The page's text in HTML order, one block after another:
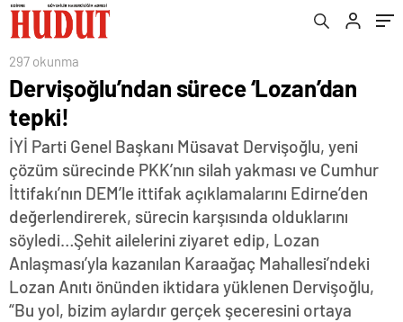
297 okunma
Dervişoğlu’ndan sürece ‘Lozan’dan
tepki!
İYİ Parti Genel Başkanı Müsavat Dervişoğlu, yeni
çözüm sürecinde PKK’nın silah yakması ve Cumhur
İttifakı’nın DEM’le ittifak açıklamalarını Edirne’den
değerlendirerek, sürecin karşısında olduklarını
söyledi…Şehit ailelerini ziyaret edip, Lozan
Anlaşması’yla kazanılan Karaağaç Mahallesi’ndeki
Lozan Anıtı önünden iktidara yüklenen Dervişoğlu,
“Bu yol, bizim aylardır gerçek şeceresini ortaya